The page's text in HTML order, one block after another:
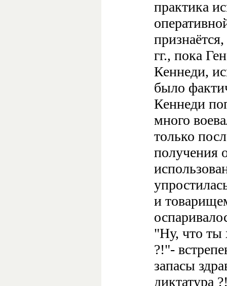
практика
гг., пока
Кеннеди,
было
Кеннеди
много
только
получения
и
"Ну, что ты
?!"-
запасы
диктатура